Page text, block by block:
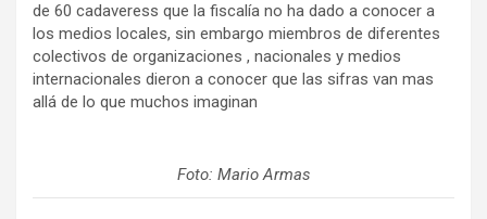
de 60 cadaveress que la fiscalía no ha dado a conocer a
los medios locales, sin embargo miembros de diferentes
colectivos de organizaciones , nacionales y medios
internacionales dieron a conocer que las sifras van mas
allá de lo que muchos imaginan
Foto: Mario Armas